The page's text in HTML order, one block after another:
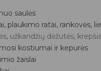
saulės
plaukimo ratai, rankovės,
užkandžių dėžutės,
kostiumai ir kepurės
žaislai